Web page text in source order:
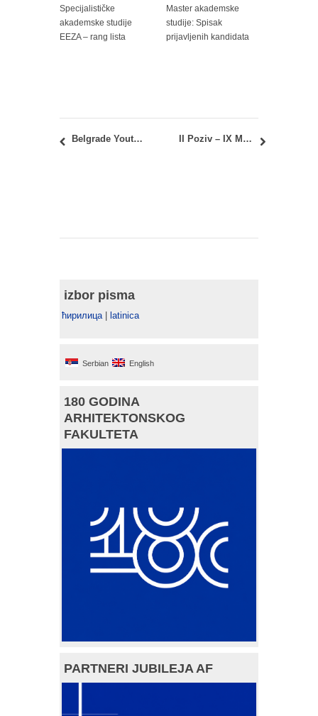
Specijalističke
akademske studije
EEZA – rang lista
Master akademske
studije: Spisak
prijavljenih kandidata
Belgrade Youth Fair 2021 II Poziv – IX Međunarodni Salon pejzažne arhitekture
izbor pisma
ћирилица | latinica
Serbian English
180 GODINA
ARHITEKTONSKOG
FAKULTETA
PARTNERI JUBILEJA AF